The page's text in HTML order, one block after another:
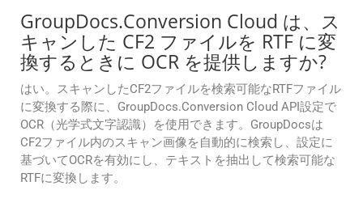
GroupDocs.Conversion Cloud は、ス
キャンした CF2 ファイルを RTF に変
換するときに OCR を提供しますか?
はい。スキャンしたCF2ファイルを検索可能なRTFファイル
に変換する際に、GroupDocs.Conversion Cloud API設定で
OCR（光学式文字認識）を使用できます。GroupDocsは
CF2ファイル内のスキャン画像を自動的に検索し、設定に
基づいてOCRを有効にし、テキストを抽出して検索可能な
RTFに変換します。